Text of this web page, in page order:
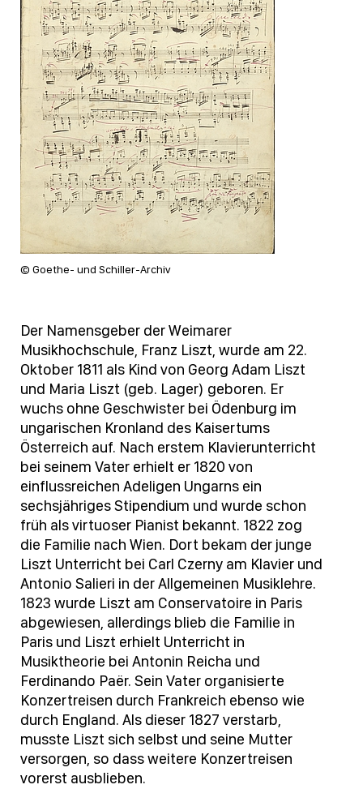
© Goethe- und Schiller-Archiv
Der Namensgeber der Weimarer
Musikhochschule, Franz Liszt, wurde am 22.
Oktober 1811 als Kind von Georg Adam Liszt
und Maria Liszt (geb. Lager) geboren. Er
wuchs ohne Geschwister bei Ödenburg im
ungarischen Kronland des Kaisertums
Österreich auf. Nach erstem Klavierunterricht
bei seinem Vater erhielt er 1820 von
einflussreichen Adeligen Ungarns ein
sechsjähriges Stipendium und wurde schon
früh als virtuoser Pianist bekannt. 1822 zog
die Familie nach Wien. Dort bekam der junge
Liszt Unterricht bei Carl Czerny am Klavier und
Antonio Salieri in der Allgemeinen Musiklehre.
1823 wurde Liszt am Conservatoire in Paris
abgewiesen, allerdings blieb die Familie in
Paris und Liszt erhielt Unterricht in
Musiktheorie bei Antonin Reicha und
Ferdinando Paër. Sein Vater organisierte
Konzertreisen durch Frankreich ebenso wie
durch England. Als dieser 1827 verstarb,
musste Liszt sich selbst und seine Mutter
versorgen, so dass weitere Konzertreisen
vorerst ausblieben.